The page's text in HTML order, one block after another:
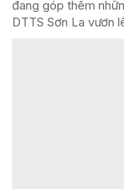
đang góp thêm
DTTS Sơn La vươn